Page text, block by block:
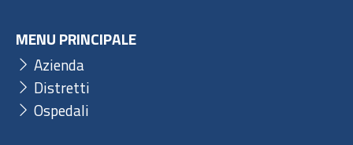
MENU PRINCIPALE
Azienda
Distretti
Ospedali